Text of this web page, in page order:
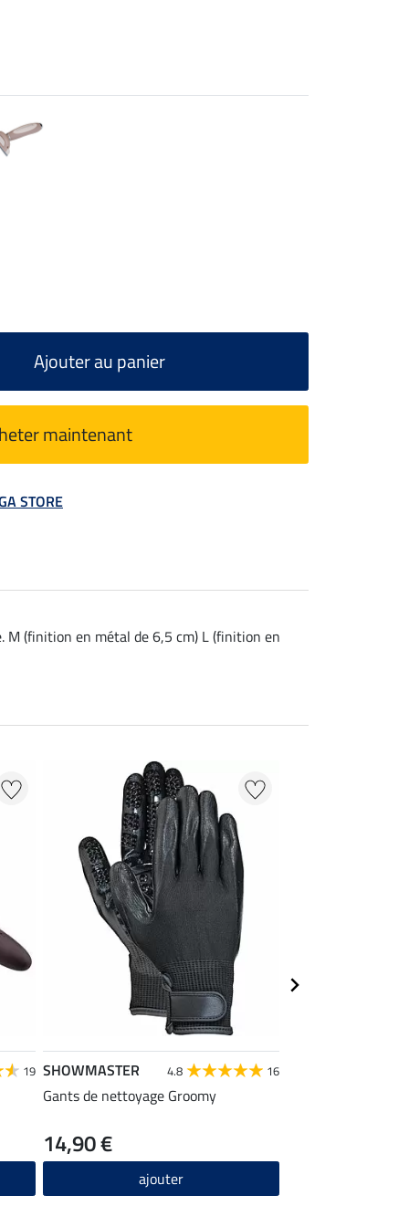
Ajouter au panier
maintenant
STORE
M (finition en métal de 6,5 cm) L (finition en
19 SHOWMASTER 4.8 16
Gants de nettoyage Groomy
14,90 €
ajouter